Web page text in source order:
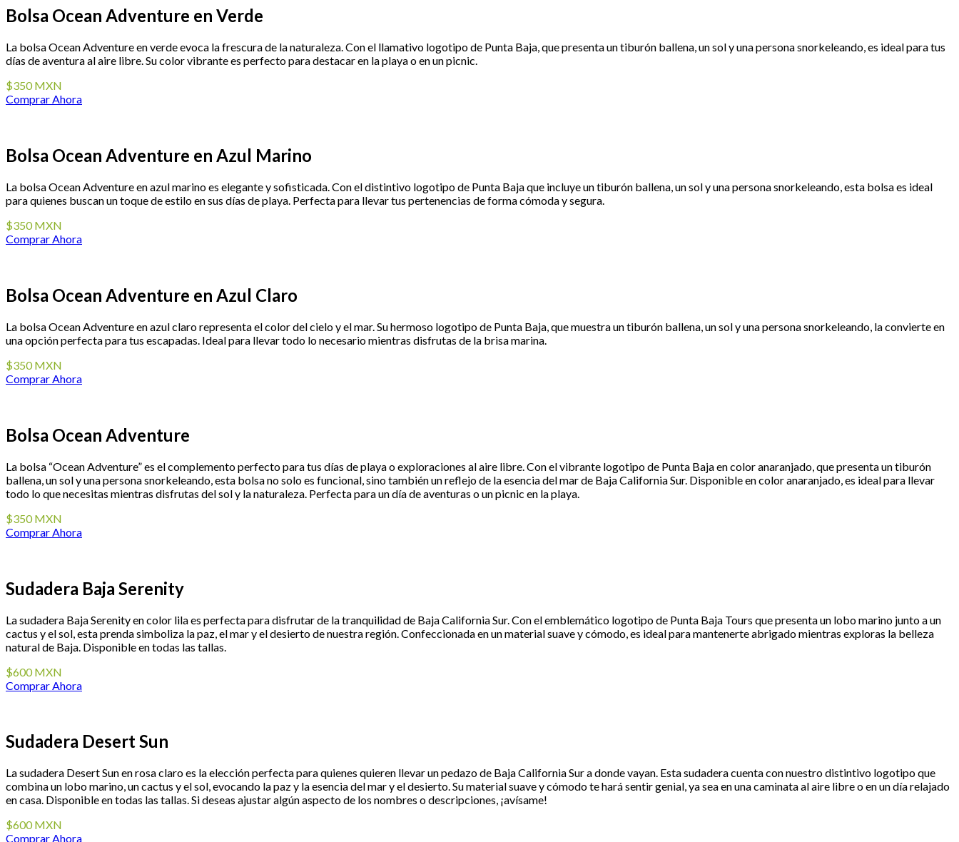
Bolsa Ocean Adventure en Verde
La bolsa Ocean Adventure en verde evoca la frescura de la naturaleza. Con el llamativo logotipo de Punta Baja, que presenta un tiburón ballena, un sol y una persona snorkeleando, es ideal para tus
días de aventura al aire libre. Su color vibrante es perfecto para destacar en la playa o en un picnic.
$350 MXN
Comprar Ahora
Bolsa Ocean Adventure en Azul Marino
La bolsa Ocean Adventure en azul marino es elegante y sofisticada. Con el distintivo logotipo de Punta Baja que incluye un tiburón ballena, un sol y una persona snorkeleando, esta bolsa es ideal
para quienes buscan un toque de estilo en sus días de playa. Perfecta para llevar tus pertenencias de forma cómoda y segura.
$350 MXN
Comprar Ahora
Bolsa Ocean Adventure en Azul Claro
La bolsa Ocean Adventure en azul claro representa el color del cielo y el mar. Su hermoso logotipo de Punta Baja, que muestra un tiburón ballena, un sol y una persona snorkeleando, la convierte en
una opción perfecta para tus escapadas. Ideal para llevar todo lo necesario mientras disfrutas de la brisa marina.
$350 MXN
Comprar Ahora
Bolsa Ocean Adventure
La bolsa “Ocean Adventure” es el complemento perfecto para tus días de playa o exploraciones al aire libre. Con el vibrante logotipo de Punta Baja en color anaranjado, que presenta un tiburón
ballena, un sol y una persona snorkeleando, esta bolsa no solo es funcional, sino también un reflejo de la esencia del mar de Baja California Sur. Disponible en color anaranjado, es ideal para llevar
todo lo que necesitas mientras disfrutas del sol y la naturaleza. Perfecta para un día de aventuras o un picnic en la playa.
$350 MXN
Comprar Ahora
Sudadera Baja Serenity
La sudadera Baja Serenity en color lila es perfecta para disfrutar de la tranquilidad de Baja California Sur. Con el emblemático logotipo de Punta Baja Tours que presenta un lobo marino junto a un
cactus y el sol, esta prenda simboliza la paz, el mar y el desierto de nuestra región. Confeccionada en un material suave y cómodo, es ideal para mantenerte abrigado mientras exploras la belleza
natural de Baja. Disponible en todas las tallas.
$600 MXN
Comprar Ahora
Sudadera Desert Sun
La sudadera Desert Sun en rosa claro es la elección perfecta para quienes quieren llevar un pedazo de Baja California Sur a donde vayan. Esta sudadera cuenta con nuestro distintivo logotipo que
combina un lobo marino, un cactus y el sol, evocando la paz y la esencia del mar y el desierto. Su material suave y cómodo te hará sentir genial, ya sea en una caminata al aire libre o en un día relajado
en casa. Disponible en todas las tallas. Si deseas ajustar algún aspecto de los nombres o descripciones, ¡avísame!
$600 MXN
Comprar Ahora